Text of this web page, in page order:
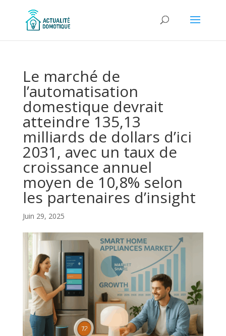
Le marché de
l’automatisation
domestique devrait
atteindre 135,13
milliards de dollars d’ici
2031, avec un taux de
croissance annuel
moyen de 10,8% selon
les partenaires d’insight
Juin 29, 2025